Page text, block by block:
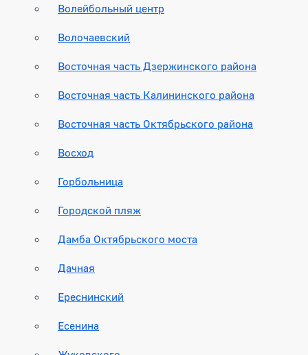
Волейбольный центр
Волочаевский
Восточная часть Дзержинского района
Восточная часть Калининского района
Восточная часть Октябрьского района
Восход
Горбольница
Городской пляж
Дамба Октябрьского моста
Дачная
Ереснинский
Есенина